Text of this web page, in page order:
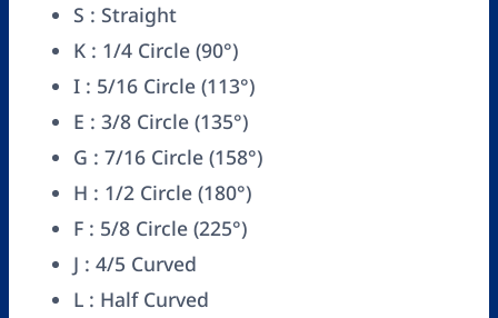
S : Straight
K : 1/4 Circle (90°)
I : 5/16 Circle (113°)
E : 3/8 Circle (135°)
G : 7/16 Circle (158°)
H : 1/2 Circle (180°)
F : 5/8 Circle (225°)
J : 4/5 Curved
L : Half Curved